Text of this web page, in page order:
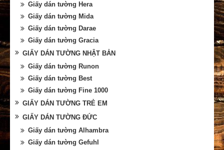
Giấy dán tường Hera
Giấy dán tường Mida
Giấy dán tường Darae
Giấy dán tường Gracia
GIẤY DÁN TƯỜNG NHẬT BẢN
Giấy dán tường Runon
Giấy dán tường Best
Giấy dán tường Fine 1000
GIẤY DÁN TƯỜNG TRẺ EM
GIẤY DÁN TƯỜNG ĐỨC
Giấy dán tường Alhambra
Giấy dán tường Gefuhl